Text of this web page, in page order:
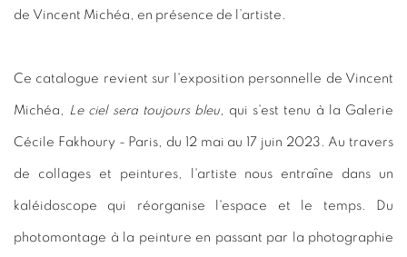
de Vincent Michéa, en présence de l’artiste.
Ce catalogue revient sur l'exposition personnelle de Vincent
Michéa, Le ciel sera toujours bleu, qui s'est tenu à la Galerie
Cécile Fakhoury - Paris, du 12 mai au 17 juin 2023. Au travers
de collages et peintures, l'artiste nous entraîne dans un
kaléidoscope qui réorganise l'espace et le temps. Du
photomontage à la peinture en passant par la photographie